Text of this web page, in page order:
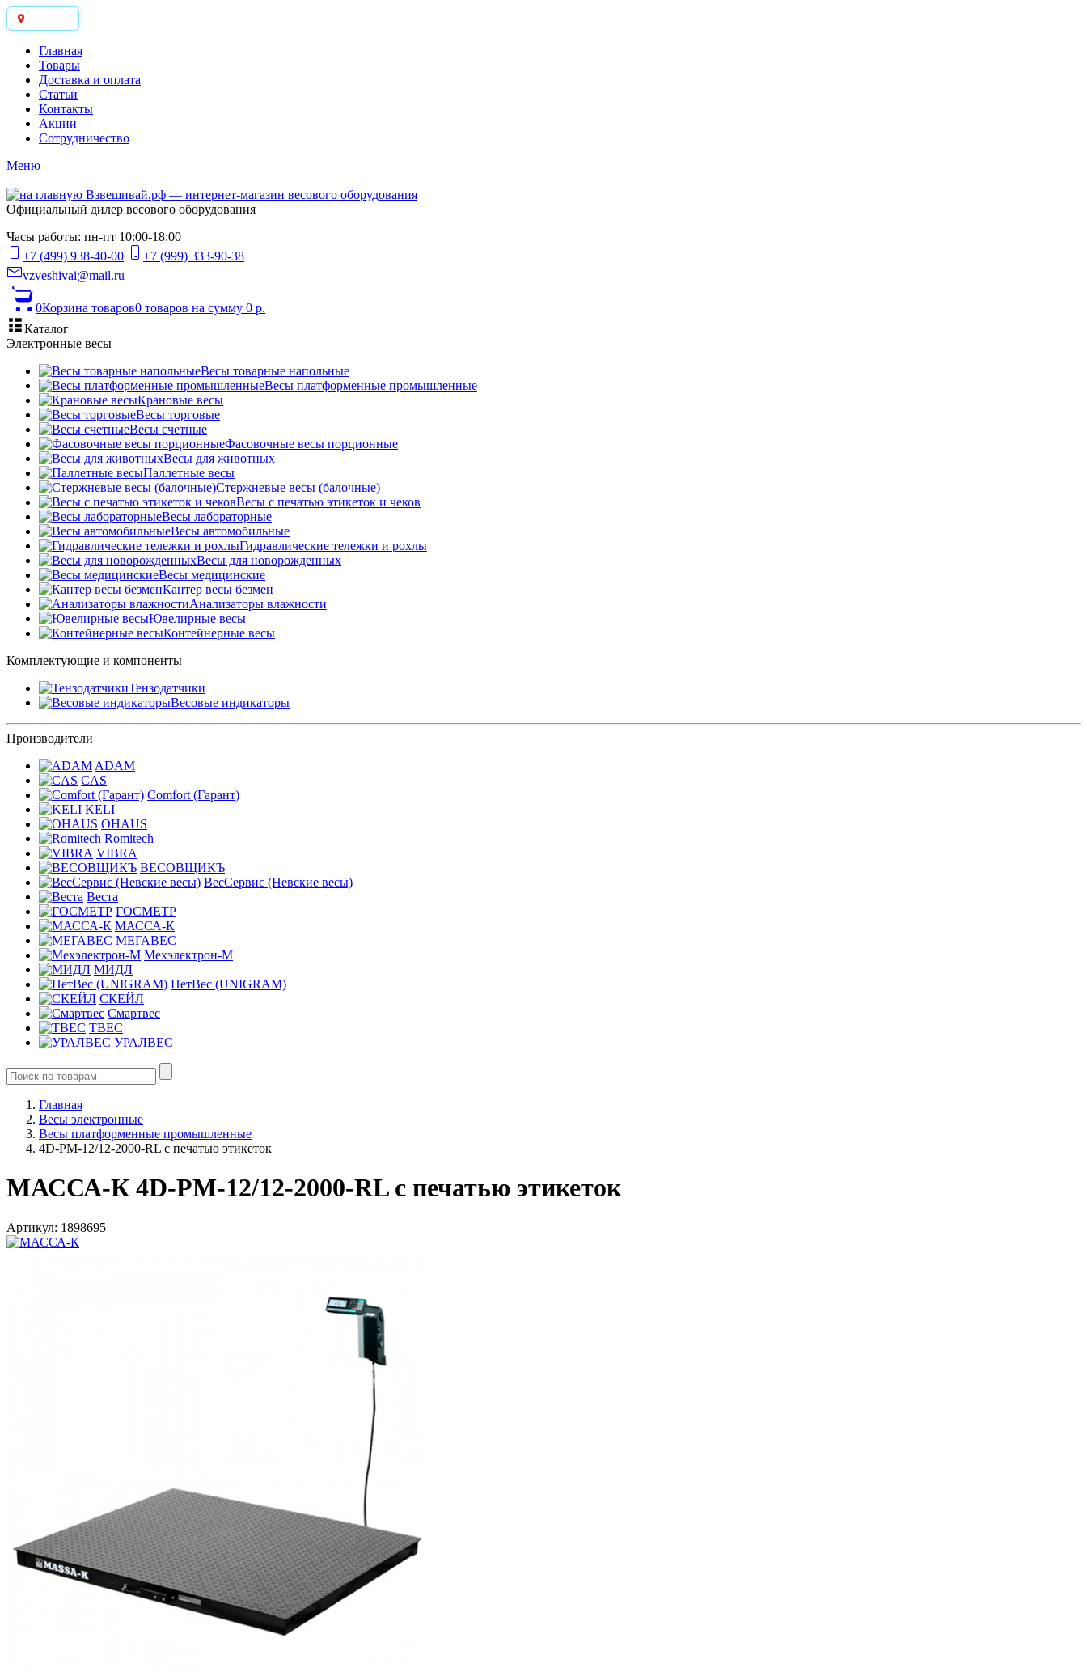
Главная
Товары
Доставка и оплата
Статьи
Контакты
Акции
Сотрудничество
Меню
Официальный дилер весового оборудования
Часы работы: пн-пт 10:00-18:00
+7 (499) 938-40-00
+7 (999) 333-90-38
vzveshivai@mail.ru
0Корзина товаров0 товаров на сумму 0 р.
Каталог
Электронные весы
Весы товарные напольные
Весы платформенные промышленные
Крановые весы
Весы торговые
Весы счетные
Фасовочные весы порционные
Весы для животных
Паллетные весы
Стержневые весы (балочные)
Весы c печатью этикеток и чеков
Весы лабораторные
Весы автомобильные
Гидравлические тележки и рохлы
Весы для новорожденных
Весы медицинские
Кантер весы безмен
Анализаторы влажности
Ювелирные весы
Контейнерные весы
Комплектующие и компоненты
Тензодатчики
Весовые индикаторы
Производители
ADAM
CAS
Comfort (Гарант)
KELI
OHAUS
Romitech
VIBRA
ВЕСОВЩИКЪ
ВесСервис (Невские весы)
Веста
ГОСМЕТР
МАССА-К
МЕГАВЕС
Мехэлектрон-М
МИДЛ
ПетВес (UNIGRAM)
СКЕЙЛ
Смартвес
ТВЕС
УРАЛВЕС
Главная
Весы электронные
Весы платформенные промышленные
4D-PM-12/12-2000-RL с печатью этикеток
МАССА-К 4D-PM-12/12-2000-RL с печатью этикеток
Артикул: 1898695